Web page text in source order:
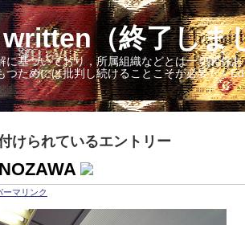
（終了しま
に基づいており，所属組織などとは一切関係
つためには批判し続けることこそが必要だ -
けられているエントリー
ーマリンク